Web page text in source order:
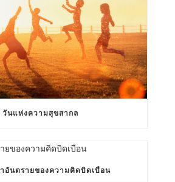
วันแห่งความสุขสากล
อันตรายของความคิดบิดเบือน